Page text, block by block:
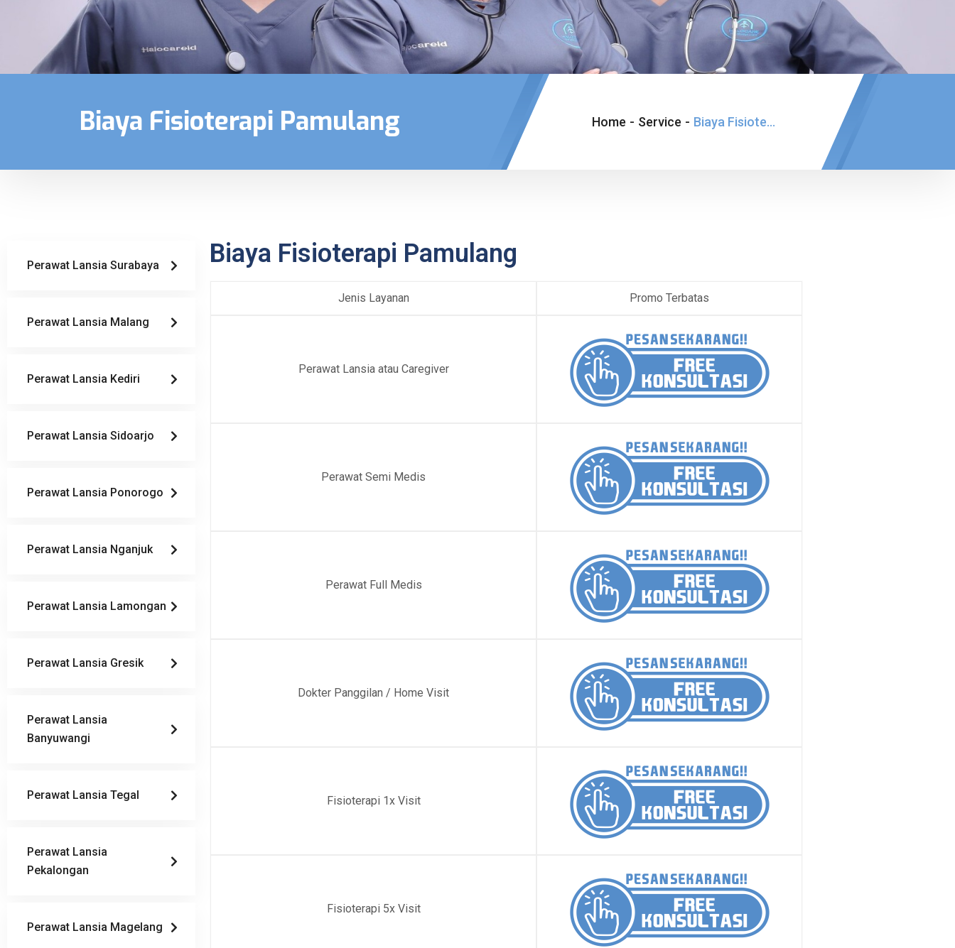
Biaya Fisioterapi Pamulang Home - Service - Biaya Fisioterapi Pamulang
Perawat Lansia Surabaya
Perawat Lansia Malang
Perawat Lansia Kediri
Perawat Lansia Sidoarjo
Perawat Lansia Ponorogo
Perawat Lansia Nganjuk
Perawat Lansia Lamongan
Perawat Lansia Gresik
Perawat Lansia
Banyuwangi
Perawat Lansia Tegal
Perawat Lansia
Pekalongan
Perawat Lansia Magelang
Biaya Fisioterapi Pamulang
Jenis Layanan Promo Terbatas
Perawat Lansia atau Caregiver
Perawat Semi Medis
Perawat Full Medis
Dokter Panggilan / Home Visit
Fisioterapi 1x Visit
Fisioterapi 5x Visit